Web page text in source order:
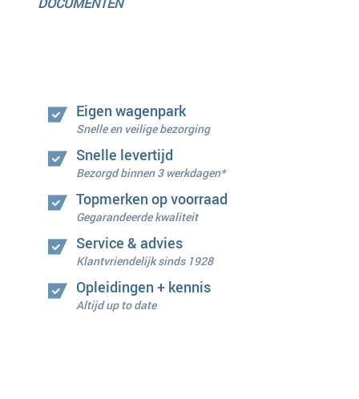
Eigen wagenpark
Snelle en veilige bezorging
Snelle levertijd
Bezorgd binnen 3 werkdagen*
Topmerken op voorraad
Gegarandeerde kwaliteit
Service & advies
Klantvriendelijk sinds 1928
Opleidingen + kennis
Altijd up to date